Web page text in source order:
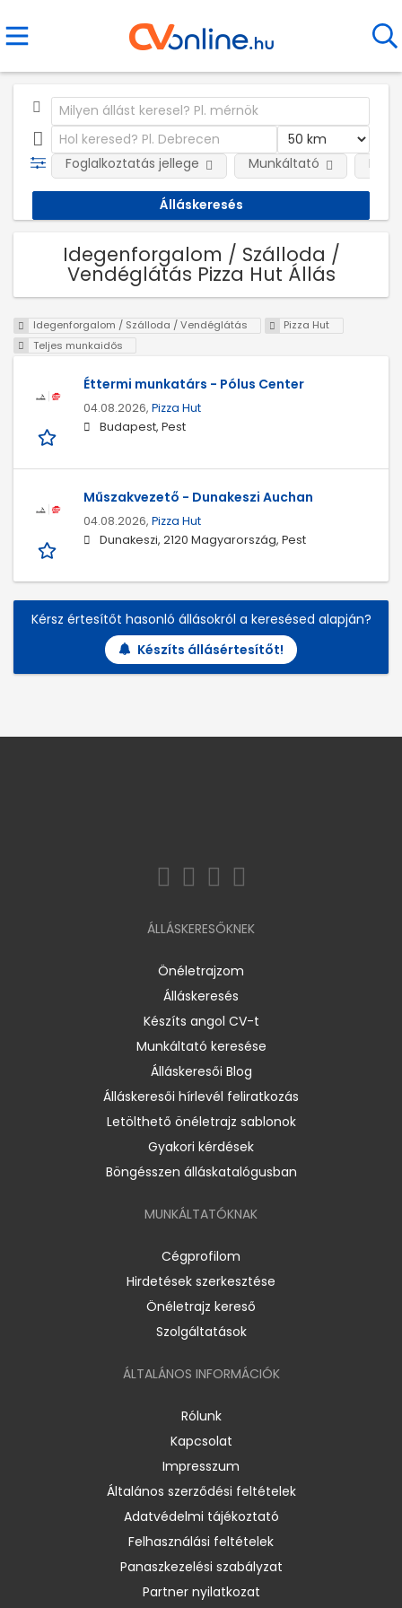
Foglalkoztatás jellege Munkáltató
Idegenforgalom / Szálloda /
Vendéglátás Pizza Hut Állás
Idegenforgalom / Szálloda / Vendéglátás
Pizza Hut
Teljes munkaidős
Éttermi munkatárs - Pólus Center
04.08.2026, Pizza Hut
Budapest, Pest
Műszakvezető - Dunakeszi Auchan
04.08.2026, Pizza Hut
Dunakeszi, 2120 Magyarország, Pest
Kérsz értesítőt hasonló állásokról a keresésed alapján?
Készíts állásértesítőt!
ÁLLÁSKERESŐKNEK
Önéletrajzom
Álláskeresés
Készíts angol CV-t
Munkáltató keresése
Álláskeresői Blog
Álláskeresői hírlevél feliratkozás
Letölthető önéletrajz sablonok
Gyakori kérdések
Böngésszen álláskatalógusban
MUNKÁLTATÓKNAK
Cégprofilom
Hirdetések szerkesztése
Önéletrajz kereső
Szolgáltatások
ÁLTALÁNOS INFORMÁCIÓK
Rólunk
Kapcsolat
Impresszum
Általános szerződési feltételek
Adatvédelmi tájékoztató
Felhasználási feltételek
Panaszkezelési szabályzat
Partner nyilatkozat